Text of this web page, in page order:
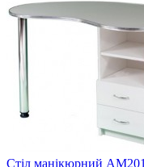
Стіл манікюрний